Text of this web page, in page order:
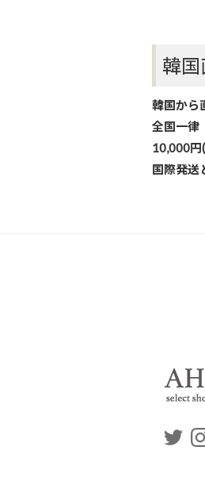
韓
韓国から
全国一
10,000円
国際発送